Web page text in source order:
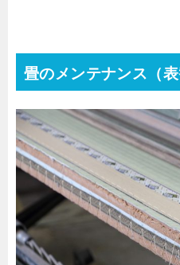
畳のメンテナンス（表